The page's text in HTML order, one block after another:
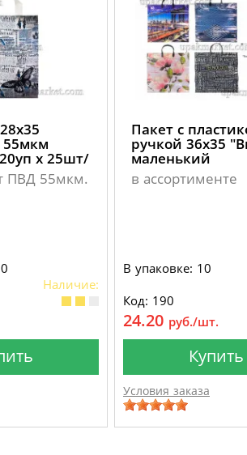
55мкм
х 25шт/
ПВД 55мкм.
Наличие:
Пакет с
ручкой 36х35
маленький
в ассортименте
В упаковке: 10
Код: 190
24.20 руб./шт.
Купить
Условия заказа